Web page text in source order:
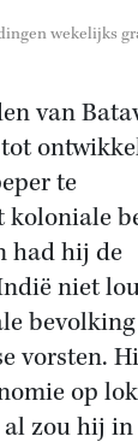
wekelijks
van
te
koloniale
had hij de
niet
bevolking
vorsten.
op
zou hij in